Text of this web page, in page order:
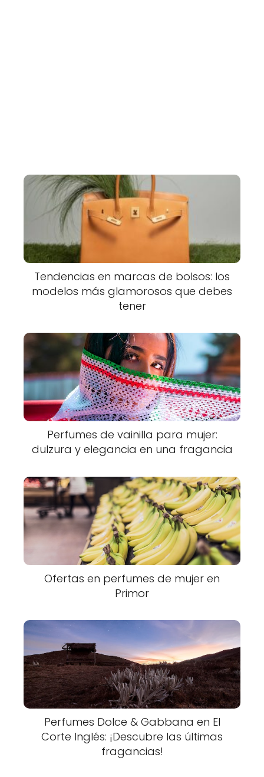
Tendencias en marcas de bolsos: los
modelos más glamorosos que debes
tener
Perfumes de vainilla para mujer:
dulzura y elegancia en una fragancia
Ofertas en perfumes de mujer en
Primor
Perfumes Dolce & Gabbana en El
Corte Inglés: ¡Descubre las últimas
fragancias!